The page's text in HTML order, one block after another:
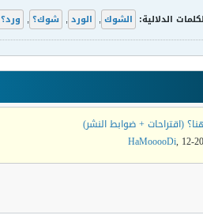
الدلالية: الشوك , الورد , شوك؟ , ورد؟
(اقتراحات + ضوابط النشر)
HaMooooDi, 12-